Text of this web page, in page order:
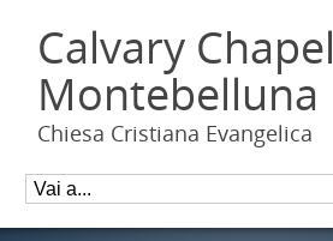
Calvary Chapel
Montebelluna
Chiesa Cristiana Evangelica